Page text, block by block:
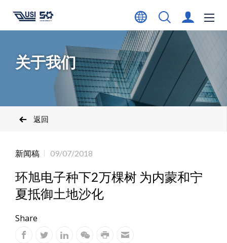
关于我们
返回
新闻稿 09/07/2018
环旭电子种下2万棵树 为内蒙和宁
夏抵御土地沙化
Share